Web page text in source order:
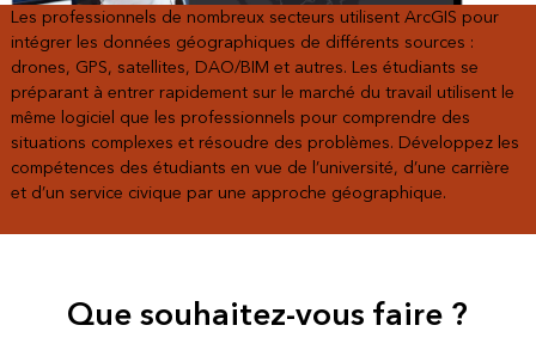
Les professionnels de nombreux secteurs utilisent ArcGIS pour
intégrer les données géographiques de différents sources :
drones, GPS, satellites, DAO/BIM et autres. Les étudiants se
préparant à entrer rapidement sur le marché du travail utilisent le
même logiciel que les professionnels pour comprendre des
situations complexes et résoudre des problèmes. Développez les
compétences des étudiants en vue de l’université, d’une carrière
et d’un service civique par une approche géographique.
Que souhaitez-vous faire ?